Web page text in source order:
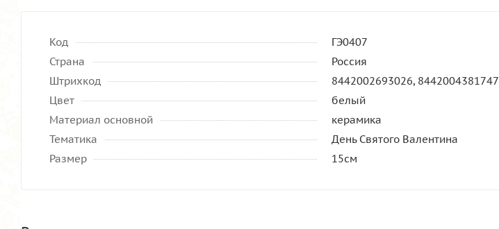
Код
ГЭ0407
Страна
Россия
Штрихкод
8442002693026, 8442004381747
Цвет
белый
Материал основной
керамика
Тематика
День Святого Валентина
Размер
15см